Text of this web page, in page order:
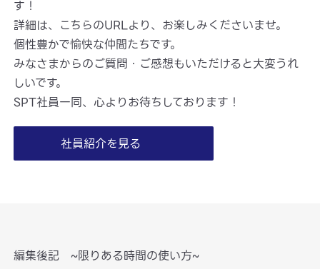
す！
詳細は、こちらのURLより、お楽しみくださいませ。
個性豊かで愉快な仲間たちです。
みなさまからのご質問・ご感想もいただけると大変うれ
しいです。
SPT社員一同、心よりお待ちしております！
社員紹介を見る
編集後記 ~限りある時間の使い方~